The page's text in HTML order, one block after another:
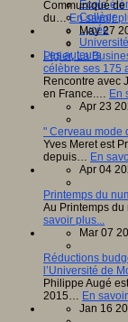
Ecole
Collège
Lycée
Université
Les auteurs
Communiqué de
du…En savoir
May 27
Pigier, La
célèbre ses 175
Rencontre avec
en France.… En
Apr 23
" Cerveau mode
Yves Meret est
depuis… En
Apr 04
Printemps du
Au Printemps
savoir plus...
Mar 07
Réductions
l’Université de
Philippe Augé
2015… En
Jan 16